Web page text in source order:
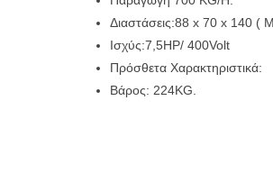
Διαστάσεις:88 x 70 x 140 (
Ισχύς:7,5ΗΡ/ 400Volt
Πρόσθετα Χαρακτηριστικά:
Βάρος: 224KG.